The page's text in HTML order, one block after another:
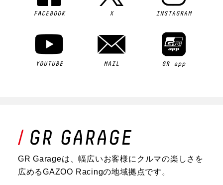
FACEBOOK X INSTAGRAM
YOUTUBE MAIL GR app
GR Garageは、幅広いお客様にクルマの楽しさを
広めるGAZOO Racingの地域拠点です。